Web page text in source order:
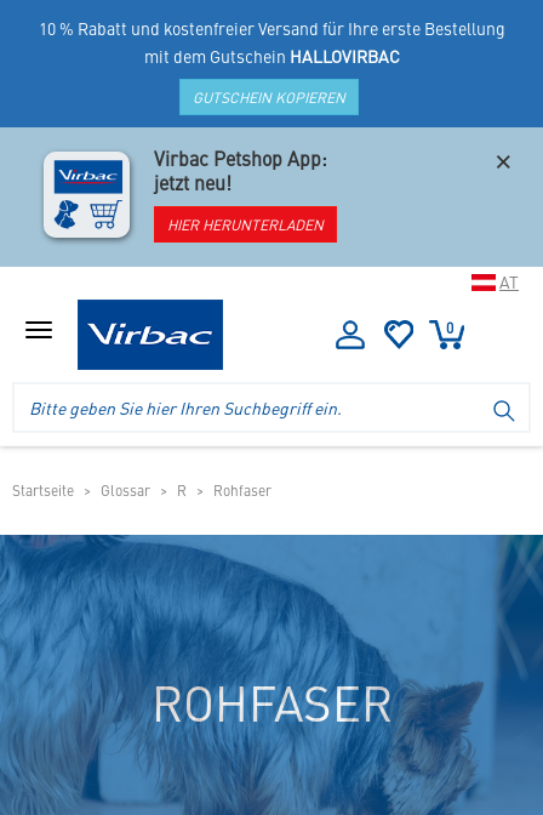
10 % Rabatt und kostenfreier Versand für Ihre erste Bestellung
mit dem Gutschein HALLOVIRBAC
GUTSCHEIN KOPIEREN
Virbac Petshop App:
jetzt neu!
HIER HERUNTERLADEN
×
AT
Menü
Virbac
Ihr
Shop
spezielles
Tierfutter
0
Header
mobilen
Startseite Glossar R Rohfaser
ROHFASER